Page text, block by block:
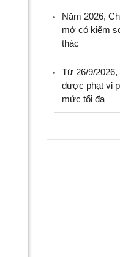
Năm 2026,
mở có kiểm
thác
Từ 26/9/2026,
được phạt vi
mức tối đa